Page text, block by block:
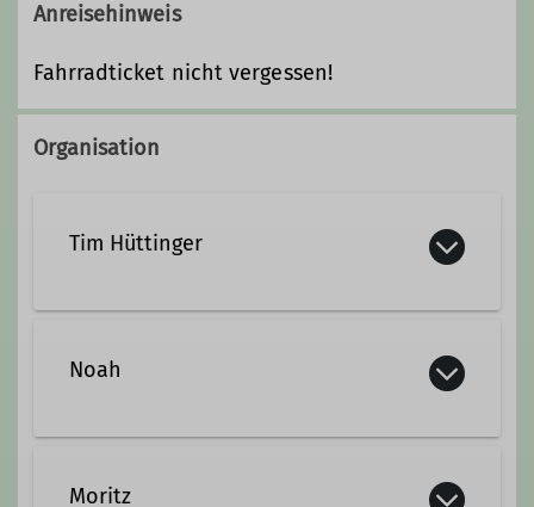
Anreisehinweis
Fahrradticket nicht vergessen!
Organisation
Tim Hüttinger
Qualifikationen
Noah
Moritz